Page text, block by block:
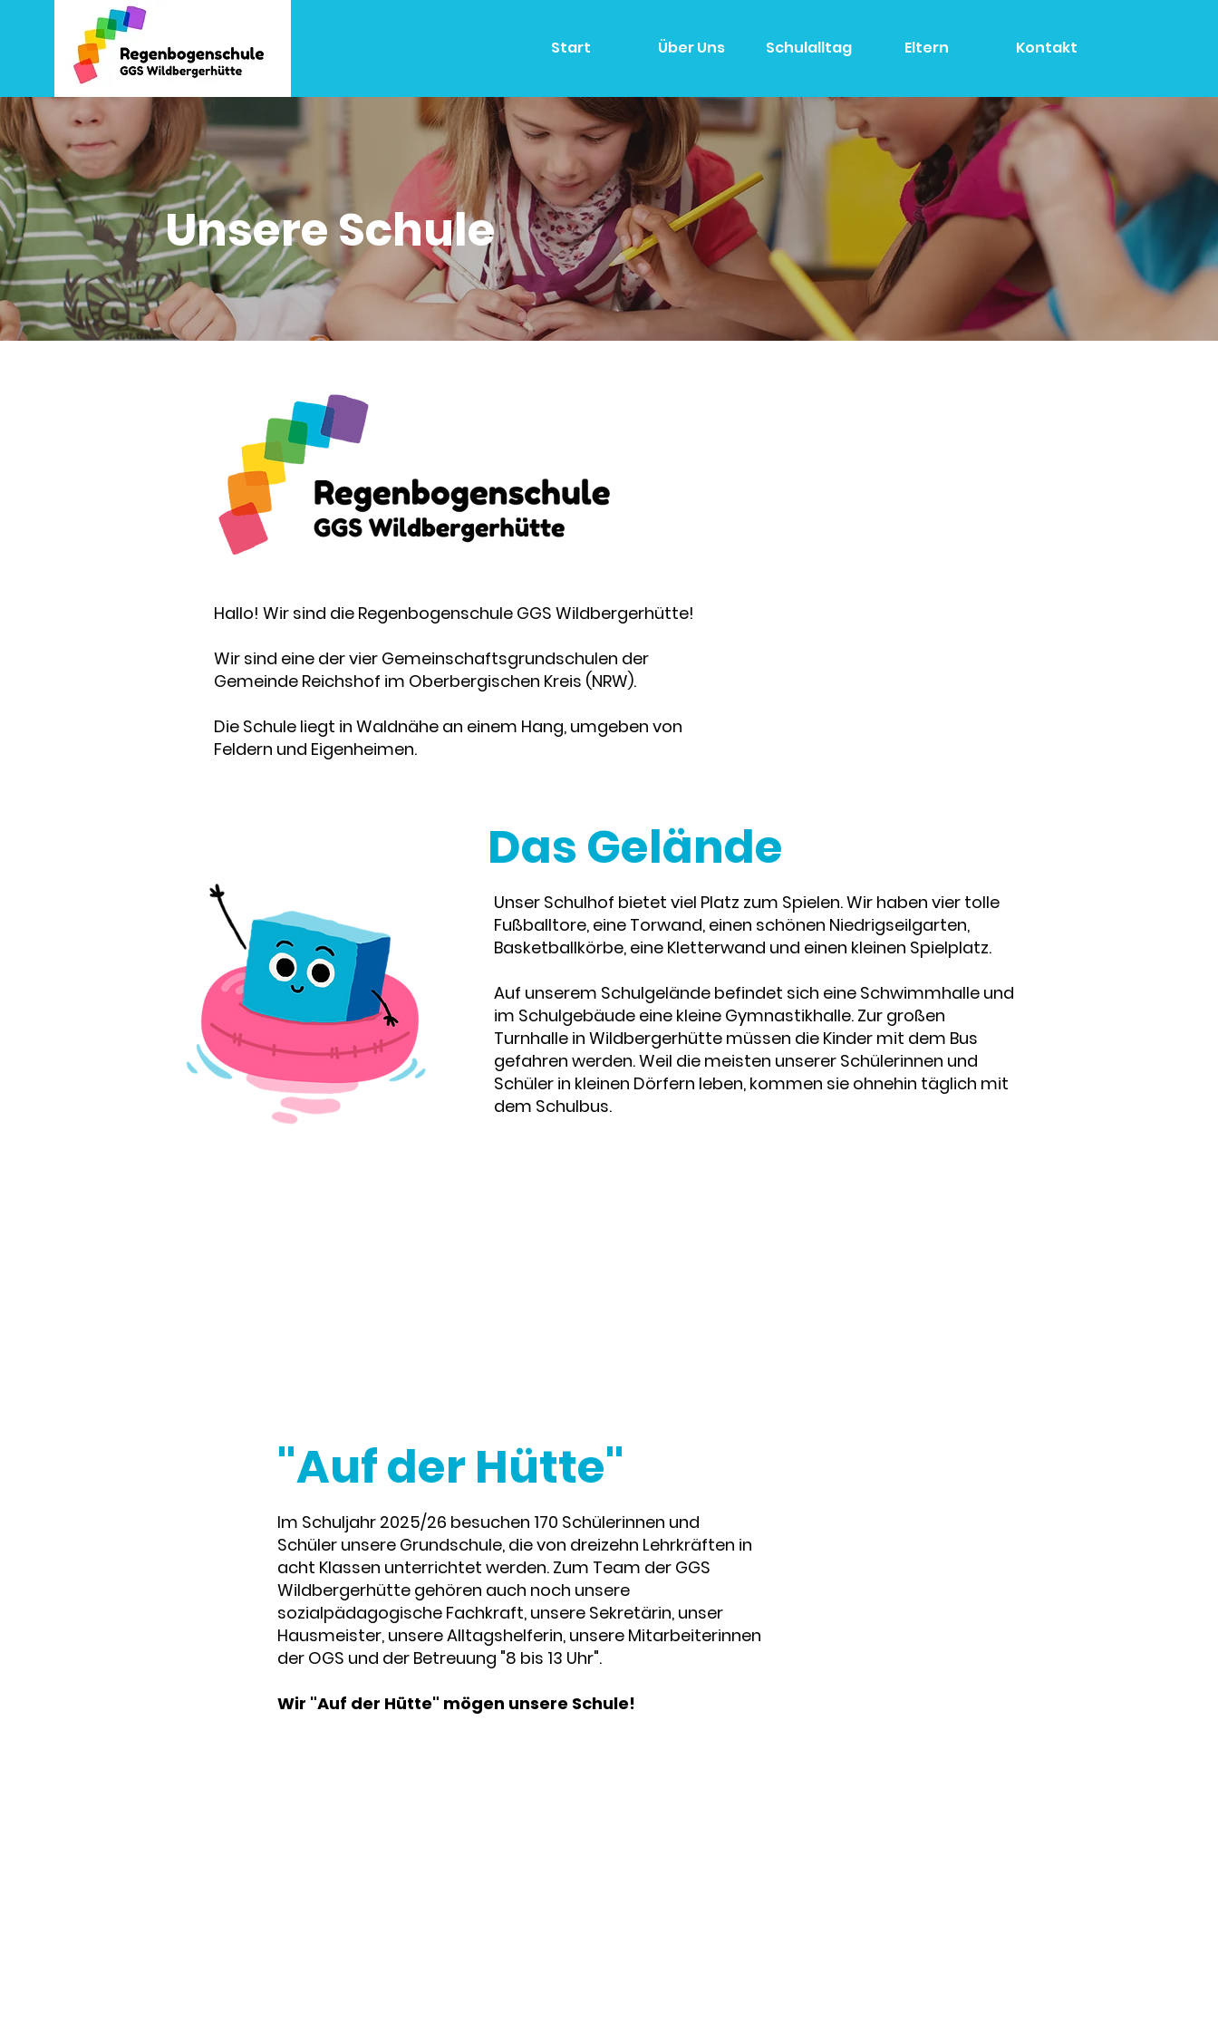
Start Über Uns Schulalltag Eltern Kontakt
Unsere Schule
Hallo! Wir sind die Regenbogenschule GGS Wildbergerhütte!
Wir sind eine der vier Gemeinschaftsgrundschulen der
Gemeinde Reichshof im Oberbergischen Kreis (NRW).
Die Schule liegt in Waldnähe an einem Hang, umgeben von
Feldern und Eigenheimen.
Das Gelände
Unser Schulhof bietet viel Platz zum Spielen. Wir haben vier tolle
Fußballtore, eine Torwand, einen schönen Niedrigseilgarten,
Basketballkörbe, eine Kletterwand und einen kleinen Spielplatz.
Auf unserem Schulgelände befindet sich eine Schwimmhalle und
im Schulgebäude eine kleine Gymnastikhalle. Zur großen
Turnhalle in Wildbergerhütte müssen die Kinder mit dem Bus
gefahren werden. Weil die meisten unserer Schülerinnen und
Schüler in kleinen Dörfern leben, kommen sie ohnehin täglich mit
dem Schulbus.
"Auf der Hütte"
Im Schuljahr 2025/26 besuchen 170 Schülerinnen und
Schüler unsere Grundschule, die von dreizehn Lehrkräften in
acht Klassen unterrichtet werden. Zum Team der GGS
Wildbergerhütte gehören auch noch unsere
sozialpädagogische Fachkraft, unsere Sekretärin, unser
Hausmeister, unsere Alltagshelferin, unsere Mitarbeiterinnen
der OGS und der Betreuung "8 bis 13 Uhr".
Wir "Auf der Hütte" mögen unsere Schule!